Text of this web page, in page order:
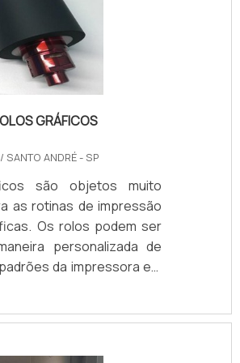
liquida e .
GRÁFICOS
/ SANTO ANDRÉ - SP
são objetos muito
as rotinas de impressão
Os rolos podem ser
personalizada de
da impressora em
Por esse motivo é
um fabricante de
seja referência no